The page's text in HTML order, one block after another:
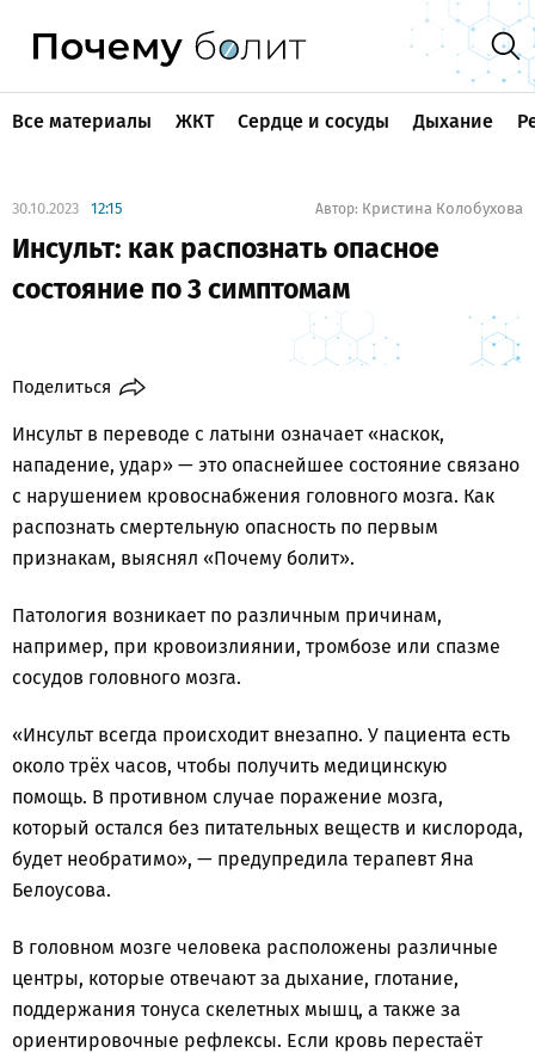
Все материалы ЖКТ Сердце и сосуды Дыхание
30.10.2023 12:15 Автор: Кристина Колобухова
Инсульт: как распознать опасное
состояние по 3 симптомам
Поделиться
Инсульт в переводе с латыни означает «наскок,
нападение, удар» — это опаснейшее состояние связано
с нарушением кровоснабжения головного мозга. Как
распознать смертельную опасность по первым
признакам, выяснял «Почему болит».
Патология возникает по различным причинам,
например, при кровоизлиянии, тромбозе или спазме
сосудов головного мозга.
«Инсульт всегда происходит внезапно. У пациента есть
около трёх часов, чтобы получить медицинскую
помощь. В противном случае поражение мозга,
который остался без питательных веществ и кислорода,
будет необратимо», — предупредила терапевт Яна
Белоусова.
В головном мозге человека расположены различные
центры, которые отвечают за дыхание, глотание,
поддержания тонуса скелетных мышц, а также за
ориентировочные рефлексы. Если кровь перестаёт